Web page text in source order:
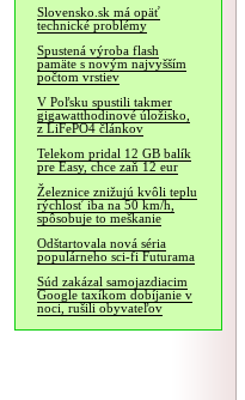
Slovensko.sk má opäť
technické problémy
Spustená výroba flash
pamäte s novým najvyšším
počtom vrstiev
V Poľsku spustili takmer
gigawatthodinové úložisko,
z LiFePO4 článkov
Telekom pridal 12 GB balík
pre Easy, chce zaň 12 eur
Železnice znižujú kvôli teplu
rýchlosť iba na 50 km/h,
spôsobuje to meškanie
Odštartovala nová séria
populárneho sci-fi Futurama
Súd zakázal samojazdiacim
Google taxíkom dobíjanie v
noci, rušili obyvateľov